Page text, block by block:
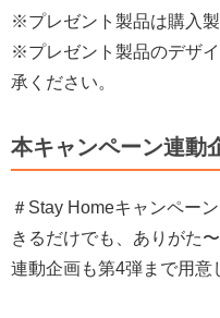
※プレゼント製品は購入製
※プレゼント製品のデザ
承ください。
本キャンペーン連動
＃Stay Homeキャンペー
きるだけでも、ありがた
連動企画も第4弾まで用意